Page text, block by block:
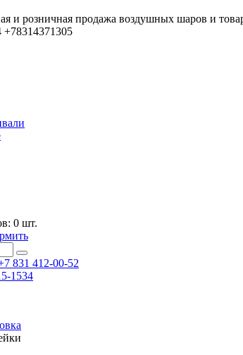
и розничная продажа воздушных шаров и
+78314371305
0 шт.
831 412-00-52
1534